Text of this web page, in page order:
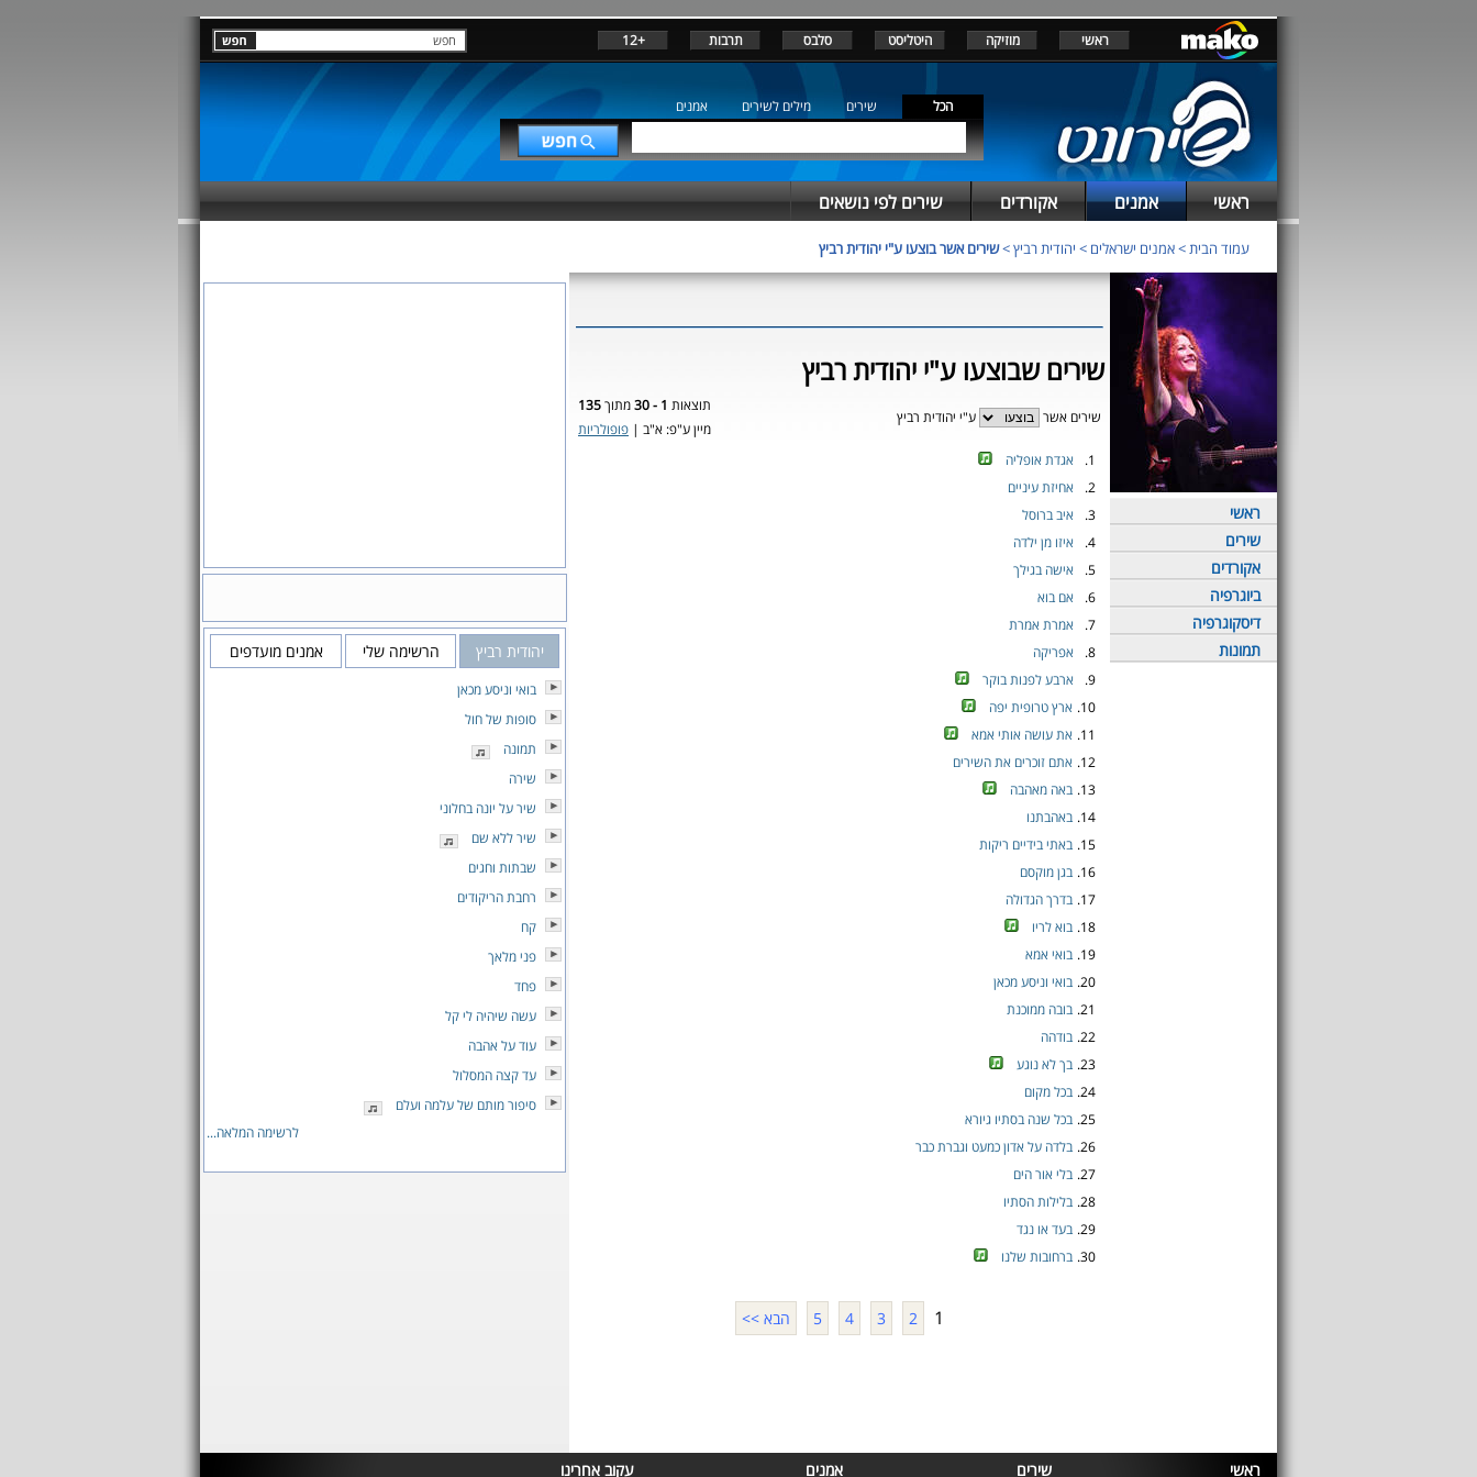
ראשי מוזיקה היטליסט סלבס תרבות +12
הכל שירים מילים לשירים אמנים
ראשי אמנים אקורדים שירים לפי נושאים
עמוד הבית>אמנים ישראלים > יהודית רביץ>שירים אשר בוצעו ע"י יהודית רביץ
ראשי
שירים
אקורדים
ביוגרפיה
דיסקוגרפיה
תמונות
שירים שבוצעו ע"י יהודית רביץ
שירים אשר ע"י יהודית רביץ
תוצאות 1 - 30 מתוך135
מיין ע"פ: א"ב | פופולריות
1.
אגדת אופליה
2.
אחיזת עיניים
3.
איב ברוסל
4.
איזו מן ילדה
5.
אישה בגילך
6.
אם בוא
7.
אמרת אמרת
8.
אפריקה
9.
ארבע לפנות בוקר
10. ארץ טרופית יפה
11. את עושה אותי אמא
12. אתם זוכרים את השירים
13. באה מאהבה
14. באהבתנו
15. באתי בידיים ריקות
16. בגן מוקסם
17. בדרך הגדולה
18. בוא לריו
19. בואי אמא
20. בואי וניסע מכאן
21. בובה ממוכנת
22. בודהה
23. בך לא נוגע
24. בכל מקום
25. בכל שנה בסתיו גיורא
26. בלדה על אדון כמעט וגברת כבר
27. בלי אור הים
28. בלילות הסתיו
29. בעד או נגד
30. ברחובות שלנו
1
2
3
4
5 הבא >>
יהודית רביץ הרשימה שלי אמנים מועדפים
בואי וניסע מכאן
סופות של חול
תמונה
שירה
שיר על יונה בחלוני
שיר ללא שם
שבתות וחגים
רחבת הריקודים
קח
פני מלאך
פחד
עשה שיהיה לי קל
עוד על אהבה
עד קצה המסלול
סיפור מותם של עלמה ועלם
לרשימה המלאה...
ראשי שירים אמנים עקוב אחרינו